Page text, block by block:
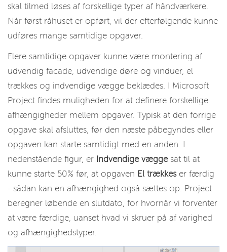
skal tilmed løses af forskellige typer af håndværkere.
Når først råhuset er opført, vil der efterfølgende kunne
udføres mange samtidige opgaver.
Flere samtidige opgaver kunne være montering af
udvendig facade, udvendige døre og vinduer, el
trækkes og indvendige vægge beklædes. I Microsoft
Project findes muligheden for at definere forskellige
afhængigheder mellem opgaver. Typisk at den forrige
opgave skal afsluttes, før den næste påbegyndes eller
opgaven kan starte samtidigt med en anden. I
nedenstående figur, er Indvendige væggesat til at
kunne starte 50% før, at opgaven El trækkeser færdig
- sådan kan en afhængighed også sættes op. Project
beregner løbende en slutdato, for hvornår vi forventer
at være færdige, uanset hvad vi skruer på af varighed
og afhængighedstyper.